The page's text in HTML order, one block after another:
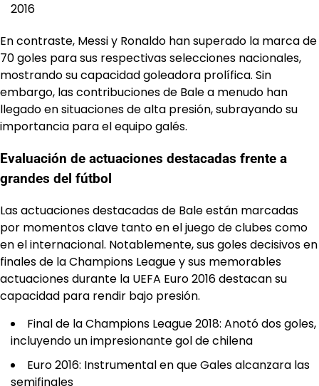
2016
En contraste, Messi y Ronaldo han superado la marca de
70 goles para sus respectivas selecciones nacionales,
mostrando su capacidad goleadora prolífica. Sin
embargo, las contribuciones de Bale a menudo han
llegado en situaciones de alta presión, subrayando su
importancia para el equipo galés.
Evaluación de actuaciones destacadas frente a
grandes del fútbol
Las actuaciones destacadas de Bale están marcadas
por momentos clave tanto en el juego de clubes como
en el internacional. Notablemente, sus goles decisivos en
finales de la Champions League y sus memorables
actuaciones durante la UEFA Euro 2016 destacan su
capacidad para rendir bajo presión.
Final de la Champions League 2018: Anotó dos goles,
incluyendo un impresionante gol de chilena
Euro 2016: Instrumental en que Gales alcanzara las
semifinales